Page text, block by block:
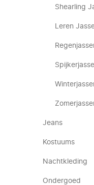
Shearling
Leren
Jeans
Kostuums
Nachtkleding
Ondergoed